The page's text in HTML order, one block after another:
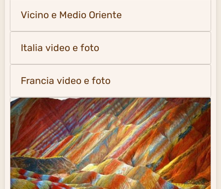
Vicino e Medio Oriente
Italia video e foto
Francia video e foto